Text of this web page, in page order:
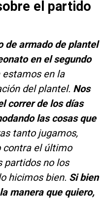
el partido
de armado de plantel
en el segundo
estamos en la
del plantel. Nos
correr de los días
las cosas que
tanto jugamos,
contra el último
partidos no los
hicimos bien. Si bien
manera que quiero,